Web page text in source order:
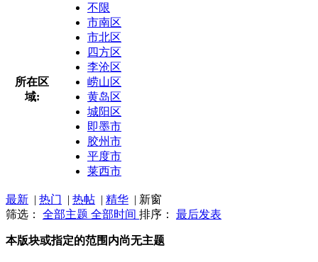
所在区
域:
不限
市南区
市北区
四方区
李沧区
崂山区
黄岛区
城阳区
即墨市
胶州市
平度市
莱西市
最新 | 热门 | 热帖 | 精华 | 新窗
筛选： 全部主题 全部时间 排序： 最后发表
本版块或指定的范围内尚无主题